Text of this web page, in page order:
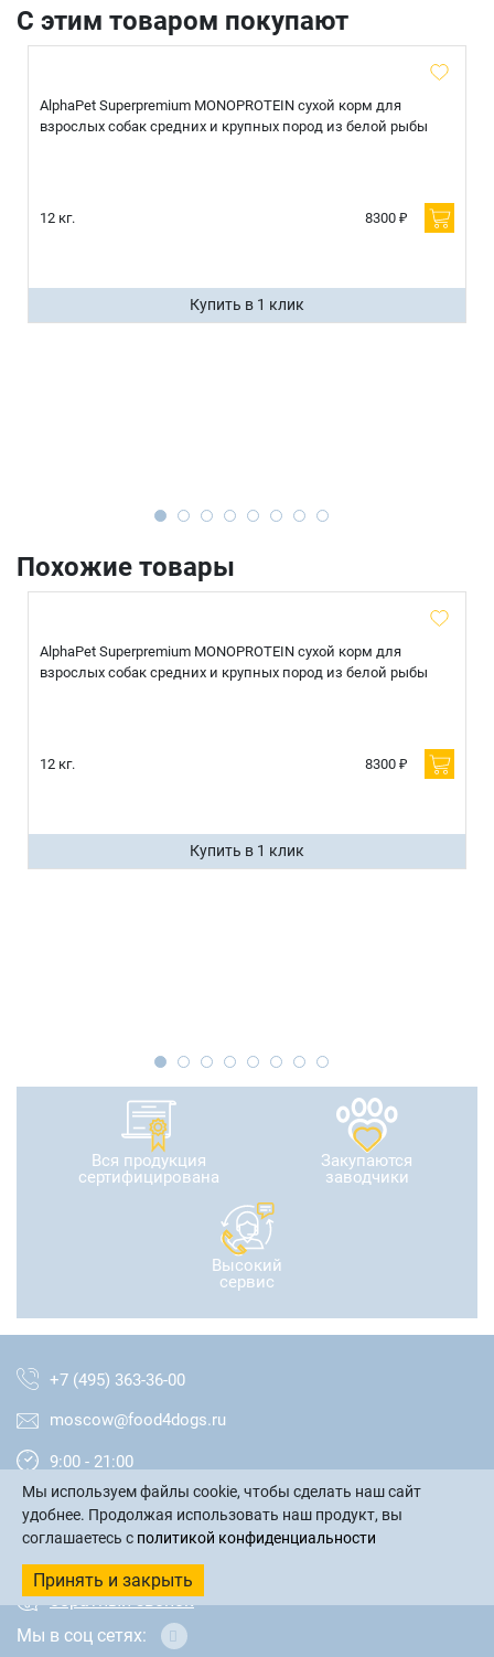
С этим товаром покупают
AlphaPet Superpremium MONOPROTEIN сухой корм для
взрослых собак средних и крупных пород из белой рыбы
12 кг. 8300 ₽
Купить в 1 клик
Похожие товары
AlphaPet Superpremium MONOPROTEIN сухой корм для
взрослых собак средних и крупных пород из белой рыбы
12 кг. 8300 ₽
Купить в 1 клик
Вся продукция
сертифицирована
Закупаются
заводчики
Высокий
сервис
+7 (495) 363-36-00
moscow@food4dogs.ru
9:00 - 21:00
Москва и МО
обратный звонок
Мы в соц сетях:
Мы используем файлы cookie, чтобы сделать наш сайт
удобнее. Продолжая использовать наш продукт, вы
соглашаетесь с политикой конфиденциальности
Принять и закрыть